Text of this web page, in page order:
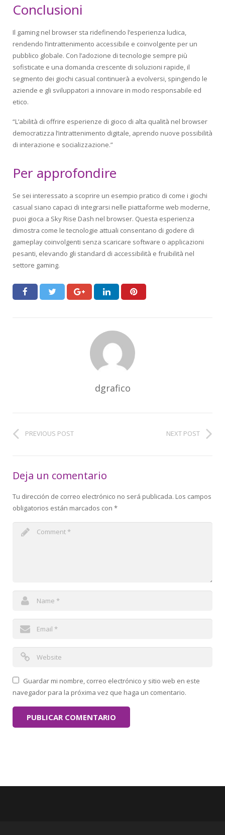
Conclusioni
Il gaming nel browser sta ridefinendo l’esperienza ludica,
rendendo l’intrattenimento accessibile e coinvolgente per un
pubblico globale. Con l’adozione di tecnologie sempre più
sofisticate e una domanda crescente di soluzioni rapide, il
segmento dei giochi casual continuerà a evolversi, spingendo le
aziende e gli sviluppatori a innovare in modo responsabile ed
etico.
“L’abilità di offrire esperienze di gioco di alta qualità nel browser
democratizza l’intrattenimento digitale, aprendo nuove possibilità
di interazione e socializzazione.”
Per approfondire
Se sei interessato a scoprire un esempio pratico di come i giochi
casual siano capaci di integrarsi nelle piattaforme web moderne,
puoi gioca a Sky Rise Dash nel browser. Questa esperienza
dimostra come le tecnologie attuali consentano di godere di
gameplay coinvolgenti senza scaricare software o applicazioni
pesanti, elevando gli standard di accessibilità e fruibilità nel
settore gaming.
dgrafico
PREVIOUS POST NEXT POST
Deja un comentario
Tu dirección de correo electrónico no será publicada. Los campos
obligatorios están marcados con *
Guardar mi nombre, correo electrónico y sitio web en este
navegador para la próxima vez que haga un comentario.